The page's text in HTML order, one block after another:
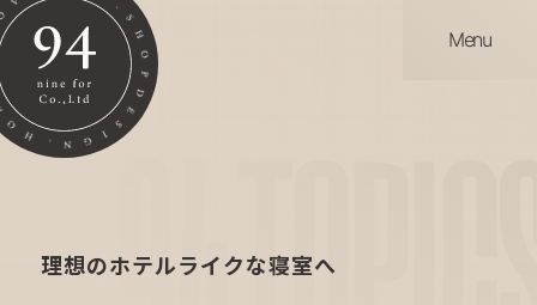
Menu
理想のホテルライクな寝室へ